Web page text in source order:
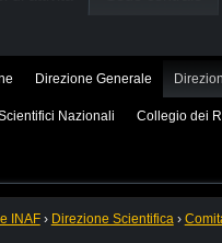
Direzione Generale
Nazionali Collegio dei
INAF › Direzione Scientifica ›